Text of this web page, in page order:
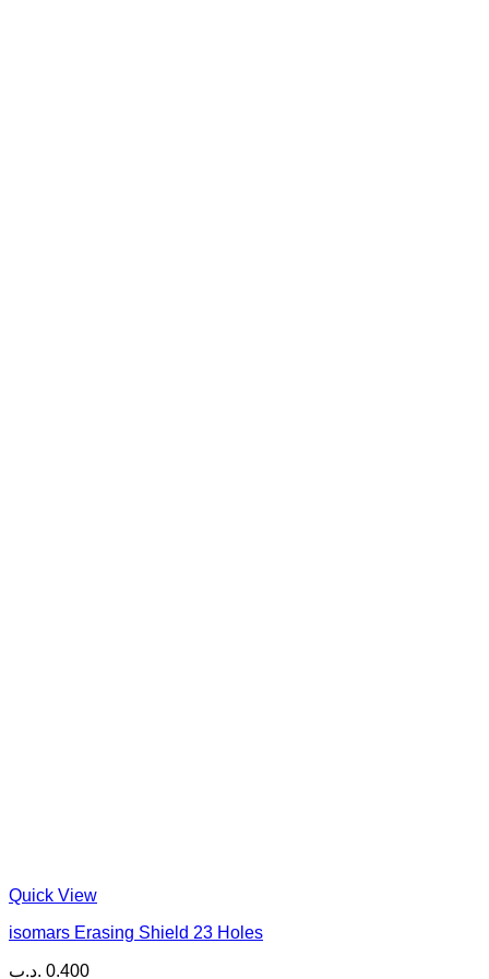
Quick View
isomars Erasing Shield 23 Holes
0.400 .د.ب